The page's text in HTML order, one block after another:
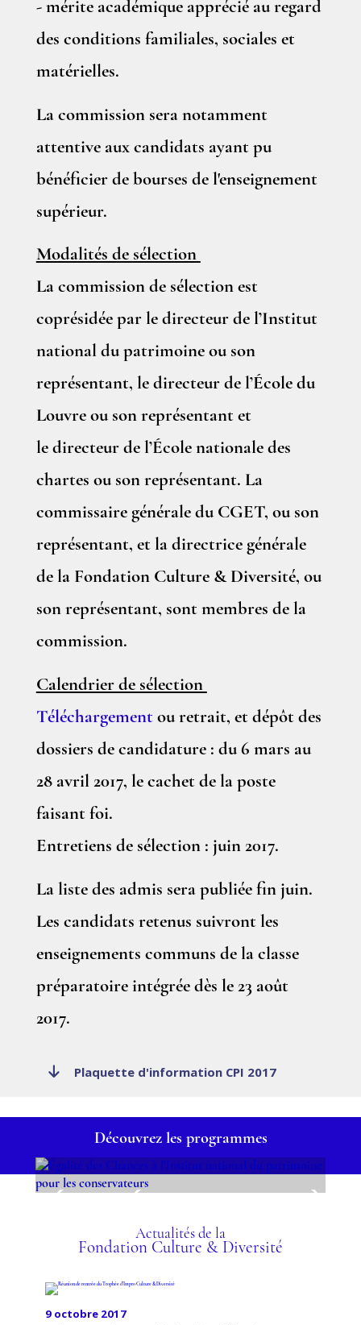
- mérite académique apprécié au regard
des conditions familiales, sociales et
matérielles.
La commission sera notamment
attentive aux candidats ayant pu
bénéficier de bourses de l'enseignement
supérieur.
Modalités de sélection
La commission de sélection est
coprésidée par le directeur de l’Institut
national du patrimoine ou son
représentant, le directeur de l’École du
Louvre ou son représentant et
le directeur de l’École nationale des
chartes ou son représentant. La
commissaire générale du CGET, ou son
représentant, et la directrice générale
de la Fondation Culture & Diversité, ou
son représentant, sont membres de la
commission.
Calendrier de sélection
Téléchargementou retrait, et dépôt des
dossiers de candidature : du6 mars au
28 avril 2017, le cachet de la poste
faisant foi.
Entretiens de sélection : juin 2017.
La liste des admis sera publiée fin juin.
Les candidats retenus suivront les
enseignements communs de la classe
préparatoire intégrée dès le 23 août
2017.
Plaquette d'information CPI 2017
Découvrez les programmes
ÉGALITÉ DES CHANCES À
L'INSTITUT NATIONAL DU
PATRIMOINE POUR LES
Actualités de la
Fondation Culture & Diversité
9 octobre 2017